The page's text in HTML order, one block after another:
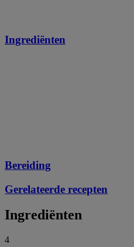
Ingrediënten
Bereiding
Gerelateerde recepten
Ingrediënten
4